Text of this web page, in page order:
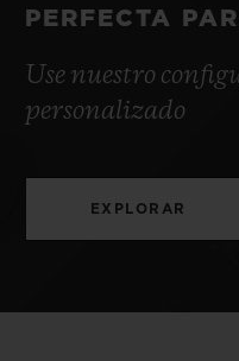
PERFECTA
Use nuestro
personalizado
EXPLORAR